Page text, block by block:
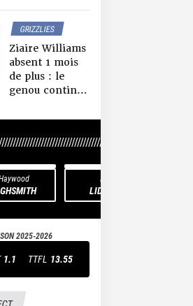
téléguidé,
finalement la
distance n’est
qu’un chiffre
GRIZZLIES
NEWS NBA
Ziaire Williams
absent 1 mois
de plus : le
genou continue
patience
E.J.
LIDDELL
2025-2026
1.1 TTFL 13.55